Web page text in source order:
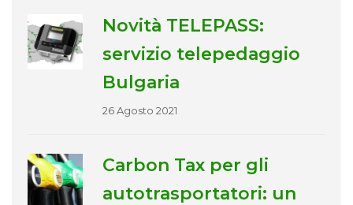
Novità TELEPASS:
servizio telepedaggio
Bulgaria
26 Agosto 2021
Carbon Tax per gli
autotrasportatori: un